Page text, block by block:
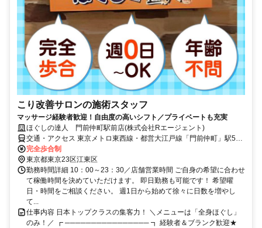
こり改善サロンの施術スタッフ
マッサージ経験者歓迎！自由度の高いシフト／プライベートも充実
ほぐしの達人 門前仲町駅前店(株式会社Rエージェント)
交通・アクセス 東京メトロ東西線・都営大江戸線「門前仲町」駅5番
出口より徒歩10秒
完全歩合制
東京都東京23区江東区
勤務時間詳細 10：00～23：30／店舗営業時間 ご自身の希望に合わせ
て稼働時間を決めていただけます。 即日勤務も可能です！ 希望曜
日・時間をご相談ください。 週1日から始めて徐々に日数を増やし
て...
仕事内容 日本トップクラスの集客力！ ＼メニューは「全身ほぐし」
のみ！／ ┏ ──────────────── ┓ 経験者＆ブランク歓迎★